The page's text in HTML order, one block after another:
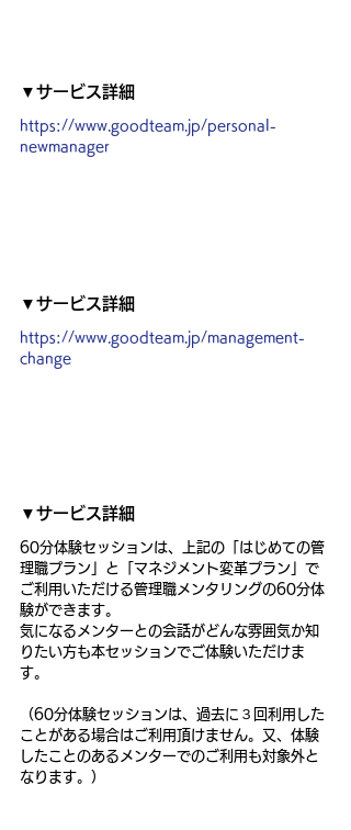
▼サービス詳細
https://www.goodteam.jp/personal-
newmanager
▼サービス詳細
https://www.goodteam.jp/management-
change
▼サービス詳細
60分体験セッションは、上記の「はじめての管
理職プラン」と「マネジメント変革プラン」で
ご利用いただける管理職メンタリングの60分体
験ができます。
気になるメンターとの会話がどんな雰囲気か知
りたい方も本セッションでご体験いただけま
す。
（60分体験セッションは、過去に３回利用した
ことがある場合はご利用頂けません。又、体験
したことのあるメンターでのご利用も対象外と
なります。）